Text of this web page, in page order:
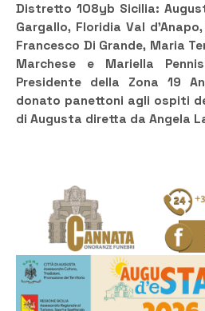
Distretto 108yb Sicilia:
Gargallo, Floridia Val
Francesco Di Grande, Maria
Marchese e Mariella
Presidente della Zona 19
donato panettoni agli ospiti
di Augusta diretta da Angela